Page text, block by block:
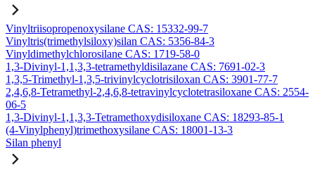
Vinyltriisopropenoxysilane CAS: 15332-99-7
Vinyltris(trimethylsiloxy)silan CAS: 5356-84-3
Vinyldimethylchlorosilane CAS: 1719-58-0
1,3-Divinyl-1,1,3,3-tetramethyldisilazane CAS: 7691-02-3
1,3,5-Trimethyl-1,3,5-trivinylcyclotrisiloxan CAS: 3901-77-7
2,4,6,8-Tetramethyl-2,4,6,8-tetravinylcyclotetrasiloxane CAS: 2554-
06-5
1,3-Divinyl-1,1,3,3-Tetramethoxydisiloxane CAS: 18293-85-1
(4-Vinylphenyl)trimethoxysilane CAS: 18001-13-3
Silan phenyl